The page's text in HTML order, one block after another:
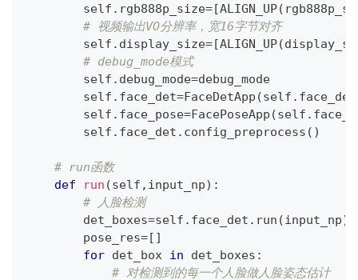
        self
. rgb888p_size=[ALIGN_UP(
# 视频输出VO分辨率，宽16字节对齐
        self
. display_size=[ALIGN_UP(
# debug_mode模式
        self
. debug_mode=debug_mode
        self
. face_det=FaceDetApp (self .
        self
. face_pose=FacePoseApp (self .
        self
. face_det . config_preprocess ( )
# run函数
def
run (self , input_np) :
# 人脸检测
        det_boxes
=self . face_det . run (input_np)
        pose_res
=[ ]
for det_box in det_boxes :
# 对检测到的每一个人脸做人脸姿态估计